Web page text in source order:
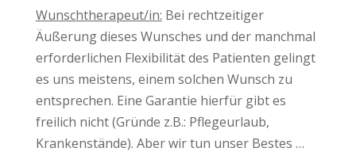
Wunschtherapeut/in: Bei rechtzeitiger
Äußerung dieses Wunsches und der manchmal
erforderlichen Flexibilität des Patienten gelingt
es uns meistens, einem solchen Wunsch zu
entsprechen. Eine Garantie hierfür gibt es
freilich nicht (Gründe z.B.: Pflegeurlaub,
Krankenstände). Aber wir tun unser Bestes …